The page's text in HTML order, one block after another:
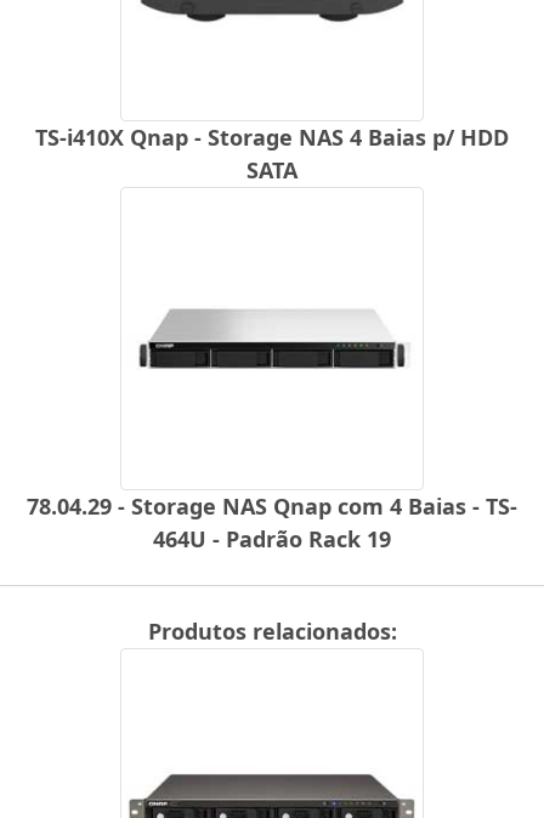
TS-i410X Qnap - Storage NAS 4 Baias p/ HDD
SATA
78.04.29 - Storage NAS Qnap com 4 Baias - TS-
464U - Padrão Rack 19
Produtos relacionados: